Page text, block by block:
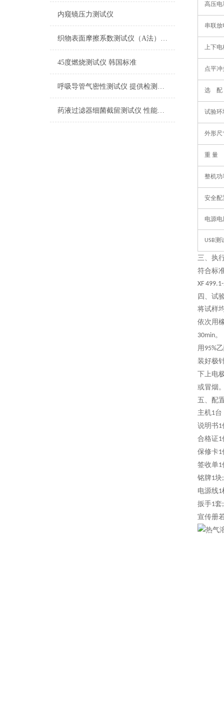
内窥镜压力测试仪
织物表面摩擦系数测试仪（A法） 检测准确
45度燃烧测试仪 韩国标准
呼吸导管气密性测试仪 提供检测方案
药液过滤器细菌截留测试仪 性能稳定
高压电
串联
上下电
点平冲
选 配
试验环
外形尺
重 量
整机功
安全配
电源电
USB测
三、 执
符合标
XF
四、试
将试样
依次用
30min。
用 95%
装好极
下上电
或冒烟
五、配
主机1台
说明书1
合格证1
保修卡1
签收单1
铭牌1块;
电源线1
扳手1套;
宣传册